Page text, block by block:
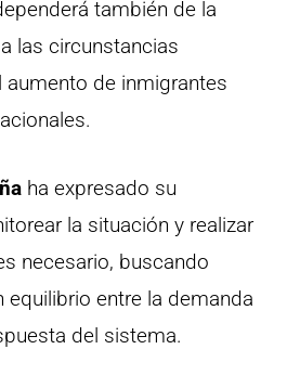
también de la
las circunstancias
de inmigrantes
ha expresado su
la situación y realizar
necesario, buscando
equilibrio entre la demanda
del sistema.